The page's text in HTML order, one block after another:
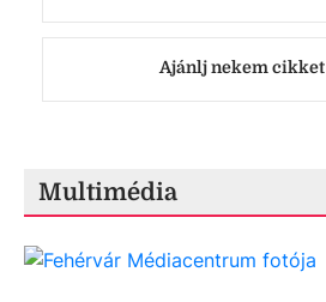
Ajánlj nekem cikket
Multimédia